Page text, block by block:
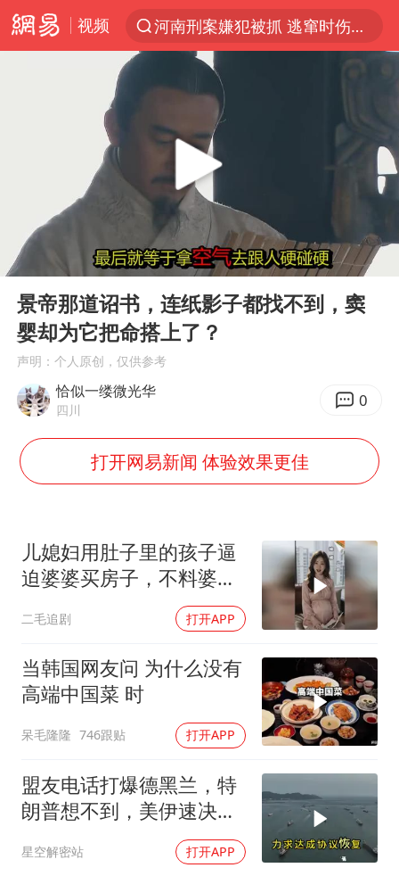
视频
河南刑案嫌犯被抓 逃窜时伤害多人
光影经济撬动暑期消费新蓝海
新疆优化调整景区内自驾服务费
央视新主播李秋莹孙亚鹏亮相
情侣平潭拍日出坠崖1死1伤
老挝国会主席赛宋蓬逝世
黄金牛市回来了吗
茅台部分直营店飞天茅台提价
全民健身事业高质量发展
台当局重金为“台独”织“皇帝新衣”
几元成本的AI广告导致千万市值蒸发
《欢迎来龙餐馆》口碑
酒店回应车内过夜被收150元
杭州全市有序停课
商场现钱学森巨幅海报 负责人回应
乐享全民健身 共筑健康中国
Play
02:40
景帝那道诏书，连纸影子都找不到，窦
婴却为它把命搭上了？
声明：个人原创，仅供参考
恰似一缕微光华
四川 0
打开网易新闻 体验效果更佳
儿媳妇用肚子里的孩子逼
迫婆婆买房子，不料婆婆
二毛追剧 打开APP
当韩国网友问 为什么没有
高端中国菜 时
呆毛隆隆 746跟贴 打开APP
盟友电话打爆德黑兰，特
朗普想不到，美伊速决
战，怎么就打成了一部连
续剧？
星空解密站 打开APP